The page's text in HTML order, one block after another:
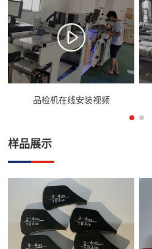
品检机在线安装视频
样品展示